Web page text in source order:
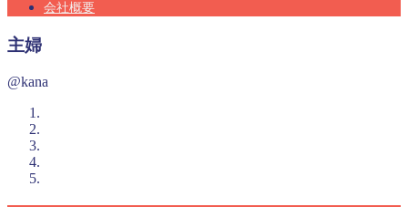
会社概要
主婦
@kana